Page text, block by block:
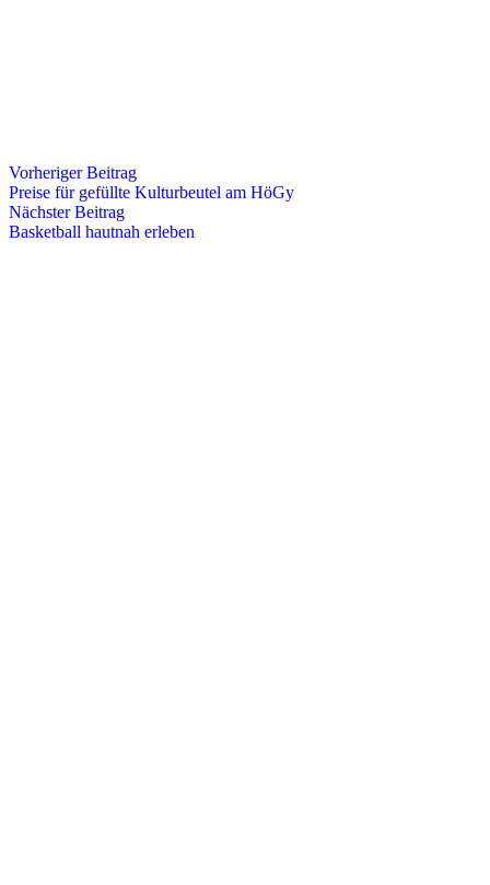
Vorheriger Beitrag
Preise für gefüllte Kulturbeutel am HöGy
Nächster Beitrag
Basketball hautnah erleben